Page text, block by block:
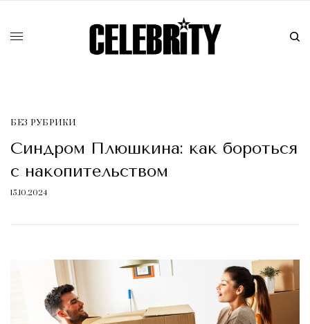
БЕЗ РУБРИКИ
Синдром Плюшкина: как бороться
с накопительством
15.10.2024